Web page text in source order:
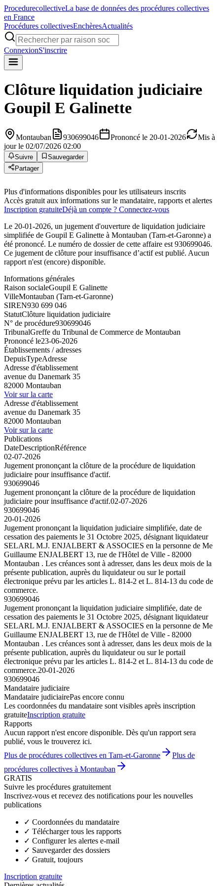
ProcedurecollectiveLa base de données des procédures collectives
en France
Procédures collectivesEnchèresActualités
ConnexionS'inscrire
Clôture liquidation judiciaire
Goupil E Galinette
Montauban 930699046 Prononcé le 20-01-2026
Mis à
jour le 02/07/2026 02:00
Suivre
Sauvegarder
Partager
Plus d'informations disponibles pour les utilisateurs inscrits
Accès gratuit aux informations sur le mandataire, rapports et alertes
Inscription gratuiteDéjà un compte ? Connectez-vous
Le 20-01-2026, un jugement d'ouverture de liquidation judiciaire
simplifiée de Goupil E Galinette à Montauban (Tarn-et-Garonne) a
été prononcé. Le numéro de dossier de cette affaire est 930699046.
Ce jugement de clôture pour insuffisance d’actif est publié. Aucun
rapport n'est (encore) disponible.
Informations générales
Raison socialeGoupil E Galinette
VilleMontauban (Tarn-et-Garonne)
SIREN930 699 046
StatutClôture liquidation judiciaire
N° de procédure930699046
TribunalGreffe du Tribunal de Commerce de Montauban
Prononcé le23-06-2026
Établissements / adresses
DepuisTypeAdresse
Adresse d'établissement
avenue du Danemark 35
82000 Montauban
Voir sur la carte
Adresse d'établissement
avenue du Danemark 35
82000 Montauban
Voir sur la carte
Publications
DateDescriptionRéférence
02-07-2026
Jugement prononçant la clôture de la procédure de liquidation
judiciaire pour insuffisance d'actif.
930699046
Jugement prononçant la clôture de la procédure de liquidation
judiciaire pour insuffisance d'actif.02-07-2026
930699046
20-01-2026
Jugement prononçant la liquidation judiciaire simplifiée, date de
cessation des paiements le 31 Octobre 2025, désignant liquidateur
SELARL M.J. ENJALBERT & ASSOCIES en la personne de Me
Guillaume ENJALBERT 13, rue de l'Hôtel de Ville - 82000
Montauban . Les créances sont à adresser, dans les deux mois de la
présente publication, auprès du liquidateur ou sur le portail
électronique prévu par les articles L. 814-2 et L. 814-13 du code de
commerce.
930699046
Jugement prononçant la liquidation judiciaire simplifiée, date de
cessation des paiements le 31 Octobre 2025, désignant liquidateur
SELARL M.J. ENJALBERT & ASSOCIES en la personne de Me
Guillaume ENJALBERT 13, rue de l'Hôtel de Ville - 82000
Montauban . Les créances sont à adresser, dans les deux mois de la
présente publication, auprès du liquidateur ou sur le portail
électronique prévu par les articles L. 814-2 et L. 814-13 du code de
commerce.20-01-2026
930699046
Mandataire judiciaire
Mandataire judiciairePas encore connu
Les coordonnées du mandataire sont visibles après inscription
gratuiteInscription gratuite
Rapports
Aucun rapport n'est encore disponible. Dès qu'un rapport sera
publié, vous le trouverez ici.
Plus de procédures collectives en Tarn-et-Garonne
Plus de
procédures collectives à Montauban
GRATIS
Suivre les procédures gratuitement
Inscrivez-vous et recevez des notifications pour les nouvelles
publications
✓ Coordonnées du mandataire
✓ Télécharger tous les rapports
✓ Configurer les alertes e-mail
✓ Sauvegarder des dossiers
✓ Gratuit, toujours
Inscription gratuite